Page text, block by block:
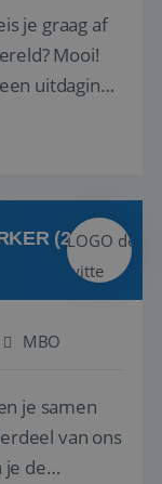
je graag af
Mooi!
uitdaging
perfecte
(24-32
MBO
je samen
van ons
de